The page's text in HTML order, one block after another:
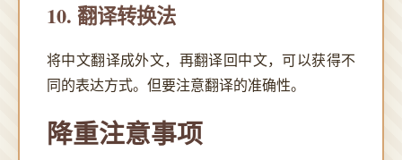
10. 翻译转换法
将中文翻译成外文，再翻译回中文，可以获得不
同的表达方式。但要注意翻译的准确性。
降重注意事项